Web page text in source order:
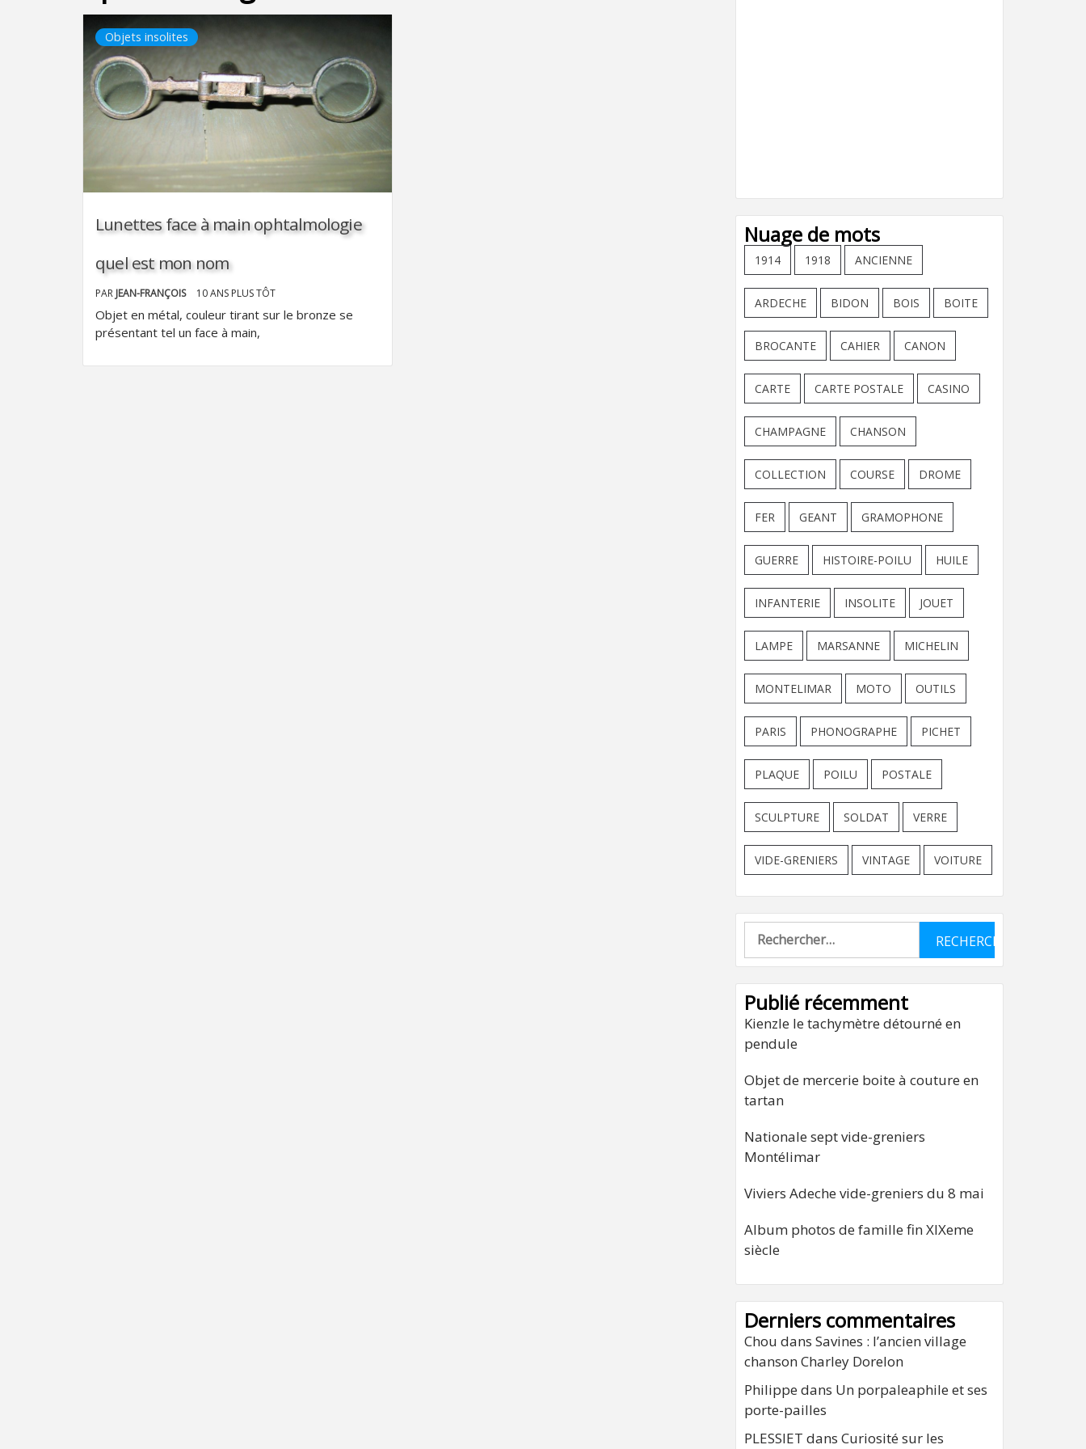
Objets insolites
Lunettes face à main ophtalmologie
quel est mon nom
PAR JEAN-FRANÇOIS 10 ANS PLUS TÔT
Objet en métal, couleur tirant sur le bronze se
présentant tel un face à main,
Nuage de mots
1914 1918 ANCIENNE
ARDECHE BIDON BOIS BOITE
BROCANTE CAHIER CANON
CARTE CARTE POSTALE CASINO
CHAMPAGNE CHANSON
COLLECTION COURSE DROME
FER GEANT GRAMOPHONE
GUERRE HISTOIRE-POILU HUILE
INFANTERIE INSOLITE JOUET
LAMPE MARSANNE MICHELIN
MONTELIMAR MOTO OUTILS
PARIS PHONOGRAPHE PICHET
PLAQUE POILU POSTALE
SCULPTURE SOLDAT VERRE
VIDE-GRENIERS VINTAGE VOITURE
Rechercher :
Publié récemment
Kienzle le tachymètre détourné en
pendule
Objet de mercerie boite à couture en
tartan
Nationale sept vide-greniers
Montélimar
Viviers Adeche vide-greniers du 8 mai
Album photos de famille fin XIXeme
siècle
Derniers commentaires
Chou dans Savines : l’ancien village
chanson Charley Dorelon
Philippe dans Un porpaleaphile et ses
porte-pailles
PLESSIET dans Curiosité sur les